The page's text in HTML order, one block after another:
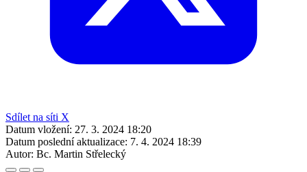
Sdílet na síti X
Datum vložení: 27. 3. 2024 18:20
Datum poslední aktualizace: 7. 4. 2024 18:39
Autor: Bc. Martin Střelecký